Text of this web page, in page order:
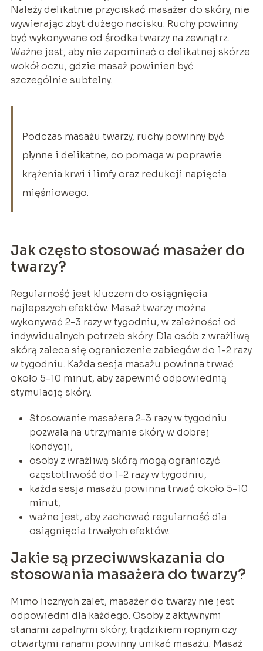
Należy delikatnie przyciskać masażer do skóry, nie
wywierając zbyt dużego nacisku. Ruchy powinny
być wykonywane od środka twarzy na zewnątrz.
Ważne jest, aby nie zapominać o delikatnej skórze
wokół oczu, gdzie masaż powinien być
szczególnie subtelny.
Podczas masażu twarzy, ruchy powinny być
płynne i delikatne, co pomaga w poprawie
krążenia krwi i limfy oraz redukcji napięcia
mięśniowego.
Jak często stosować masażer do
twarzy?
Regularność jest kluczem do osiągnięcia
najlepszych efektów. Masaż twarzy można
wykonywać 2-3 razy w tygodniu, w zależności od
indywidualnych potrzeb skóry. Dla osób z wrażliwą
skórą zaleca się ograniczenie zabiegów do 1-2 razy
w tygodniu. Każda sesja masażu powinna trwać
około 5-10 minut, aby zapewnić odpowiednią
stymulację skóry.
Stosowanie masażera 2-3 razy w tygodniu
pozwala na utrzymanie skóry w dobrej
kondycji,
osoby z wrażliwą skórą mogą ograniczyć
częstotliwość do 1-2 razy w tygodniu,
każda sesja masażu powinna trwać około 5-10
minut,
ważne jest, aby zachować regularność dla
osiągnięcia trwałych efektów.
Jakie są przeciwwskazania do
stosowania masażera do twarzy?
Mimo licznych zalet, masażer do twarzy nie jest
odpowiedni dla każdego. Osoby z aktywnymi
stanami zapalnymi skóry, trądzikiem ropnym czy
otwartymi ranami powinny unikać masażu. Masaż